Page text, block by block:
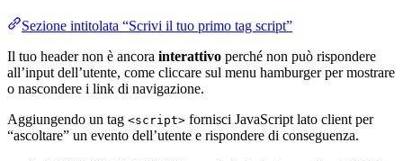
Sezione intitolata “Scrivi il tuo primo tag script”
Il tuo header non è ancora interattivo perché non può rispondere
all’input dell’utente, come cliccare sul menu hamburger per mostrare
o nascondere i link di navigazione.
Aggiungendo un tag <script> fornisci JavaScript lato client per
“ascoltare” un evento dell’utente e rispondere di conseguenza.